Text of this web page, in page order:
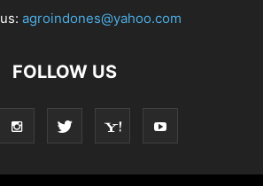
agroindones@yahoo.com
FOLLOW US